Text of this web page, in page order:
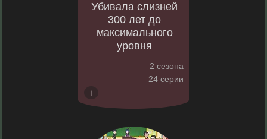
Убивала слизней
300 лет до
максимального
уровня
2 сезона
24 серии